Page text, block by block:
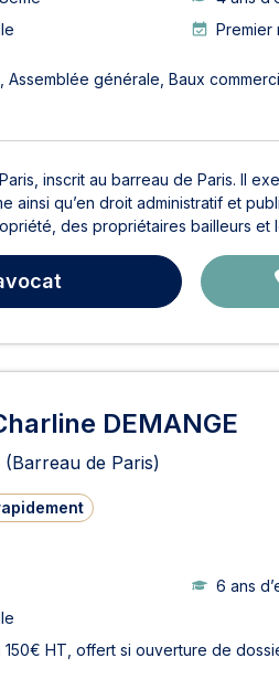
Assemblée générale Baux
inscrit au barreau de Paris. Il
ainsi qu’en droit administratif et
des propriétaires bailleurs et
DEMANGE
(Barreau de Paris)
6 ans
HT, offert si ouverture de